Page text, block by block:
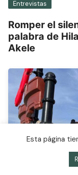
Entrevistas
Romper el
palabra de
Akele
Esta página